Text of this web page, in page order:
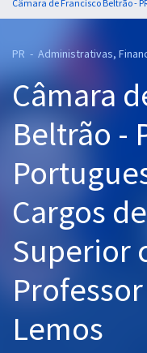
Cursos 20% OFF
Pós
Graduação
OAB
Questões grátis
PR - Administrativas,
Câmara
Beltrão -
Cargos
Superior
Lemos